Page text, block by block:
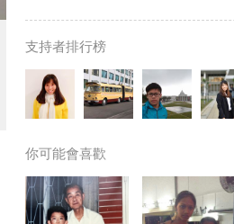
支持者排行榜
你可能會喜歡